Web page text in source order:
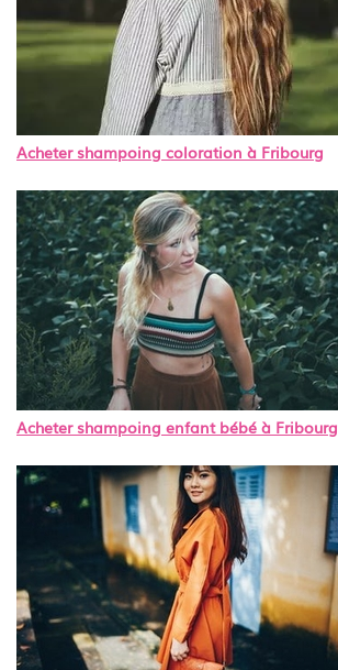
Acheter shampoing coloration à Fribourg
Acheter shampoing enfant bébé à Fribourg